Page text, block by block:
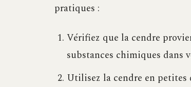
pratiques :
Vérifiez que la cendre
substances chimiques dans
Utilisez la cendre en